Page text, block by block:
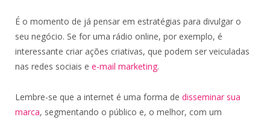
É o momento de já pensar em estratégias para divulgar o
seu negócio. Se for uma rádio online, por exemplo, é
interessante criar ações criativas, que podem ser veiculadas
nas redes sociais e e-mail marketing.
Lembre-se que a internet é uma forma de disseminar sua
marca, segmentando o público e, o melhor, com um